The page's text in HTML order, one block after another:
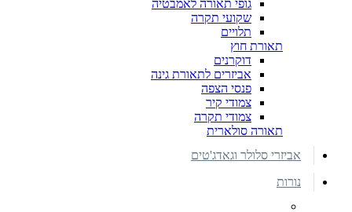
גופי תאורה לאמבטיה
שקועי תקרה
תלויים
תאורת חוץ
דוקרנים
אביזרים לתאורת גינה
פנסי הצפה
צמודי קיר
צמודי תקרה
תאורה סולארית
אביזרי סלולר וגאדג'טים
נורות